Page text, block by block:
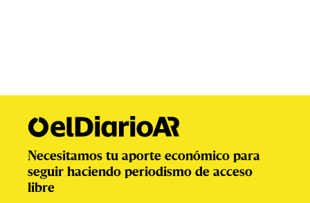
Necesitamos tu aporte económico para
seguir haciendo periodismo de acceso
libre